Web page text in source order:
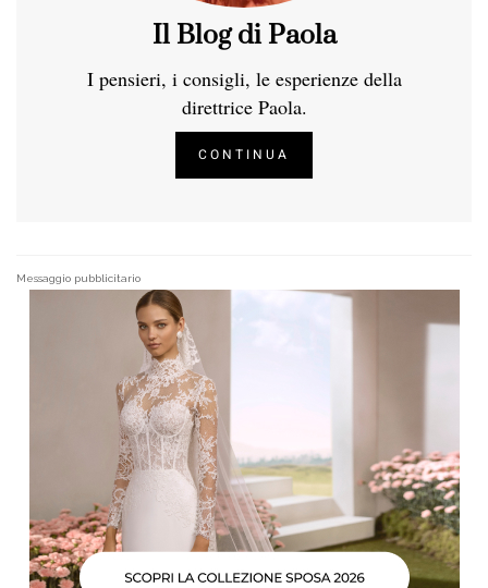
Il Blog di Paola
I pensieri, i consigli, le esperienze della
direttrice Paola.
CONTINUA
Messaggio pubblicitario